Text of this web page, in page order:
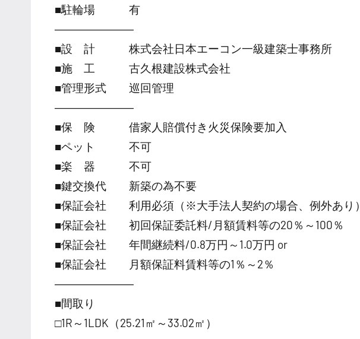
■駐輪場 有
―――――――
■設 計 株式会社日本エーコン一級建築士事務所
■施 工 古久根建設株式会社
■管理形式 巡回管理
―――――――
■保 険 借家人賠償付き火災保険要加入
■ペット 不可
■楽 器 不可
■鍵交換代 新築の為不要
■保証会社 利用必須（※大手法人契約の場合、例外あり）
■保証会社 初回保証委託料/月額賃料等の20％～100％
■保証会社 年間継続料/0.8万円～1.0万円 or
■保証会社 月額保証料賃料等の1％～2％
―――――――
■間取り
□1R～1LDK（25.21㎡～33.02㎡）